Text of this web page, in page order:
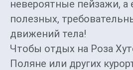
невероятные пейзажи, а
полезных,
движений тела!
Чтобы отдых на Роза
Поляне или других